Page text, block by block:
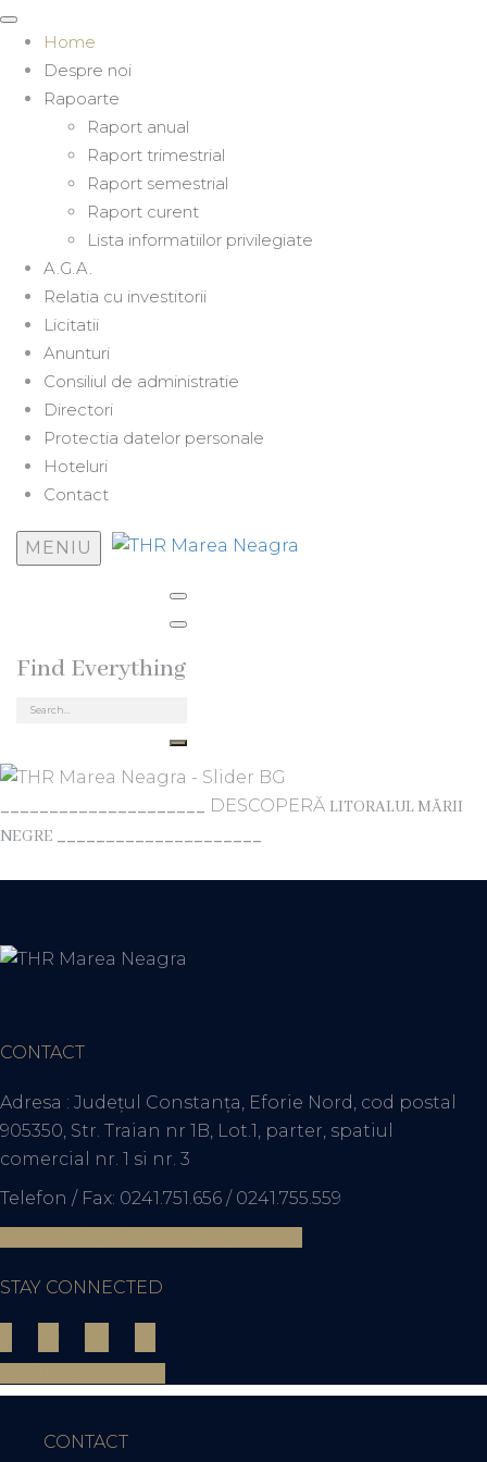
Home
Despre noi
Rapoarte
Raport anual
Raport trimestrial
Raport semestrial
Raport curent
Lista informatiilor privilegiate
A.G.A.
Relatia cu investitorii
Licitatii
Anunturi
Consiliul de administratie
Directori
Protectia datelor personale
Hoteluri
Contact
MENIU
Find Everything
DESCOPERĂ LITORALUL MĂRII
NEGRE
CONTACT
Adresa : Județul Constanța, Eforie Nord, cod postal
905350, Str. Traian nr 1B, Lot.1, parter, spatiul
comercial nr. 1 si nr. 3
Telefon / Fax: 0241.751.656 / 0241.755.559
STAY CONNECTED
CONTACT